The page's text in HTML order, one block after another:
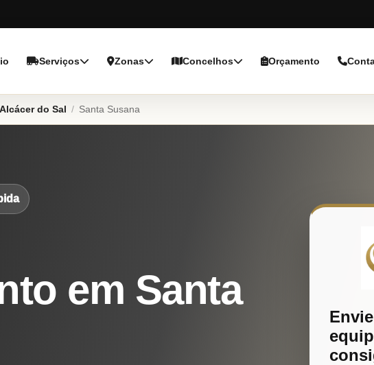
Serviços Zonas Concelhos Orçamento
Alcácer do Sal / Santa Susana
em Santa